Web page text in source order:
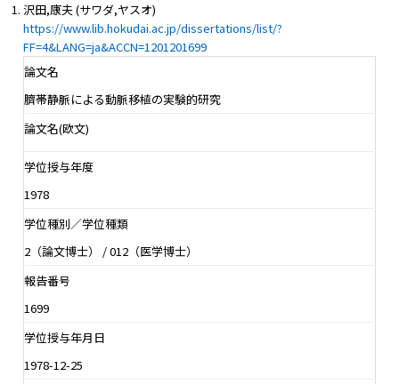
沢田,康夫 (サワダ,ヤスオ)
https://www.lib.hokudai.ac.jp/dissertations/list/?
FF=4&LANG=ja&ACCN=1201201699
論文名
臍帯静脈による動脈移植の実験的研究
論文名(欧文)
学位授与年度
1978
学位種別／学位種類
2（論文博士） / 012（医学博士）
報告番号
1699
学位授与年月日
1978-12-25